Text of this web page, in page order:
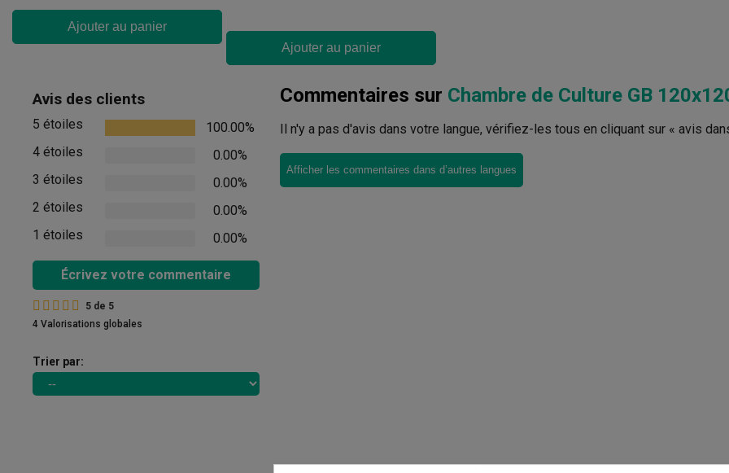
Ajouter au panier
Ajouter au panier
Avis des clients
5 étoiles
100.00%
4 étoiles
0.00%
3 étoiles
0.00%
2 étoiles
0.00%
1 étoiles
0.00%
Écrivez votre commentaire
5 de 5
4 Valorisations globales
Trier par:
Commentaires sur Chambre de Culture GB
Il n'y a pas d'avis dans votre langue, vérifiez-les tous en cliquant sur « avis
Afficher les commentaires dans d’autres langues